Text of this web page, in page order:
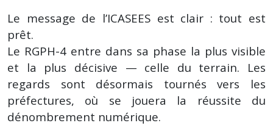
Le message de l’ICASEES est clair : tout est
prêt.
Le RGPH-4 entre dans sa phase la plus visible
et la plus décisive — celle du terrain. Les
regards sont désormais tournés vers les
préfectures, où se jouera la réussite du
dénombrement numérique.